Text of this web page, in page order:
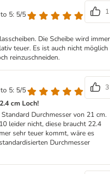
5: 5/5
1
Die Scheibe wird immer
teuer. Es ist auch nicht möglich
reinzuschneiden.
5: 5/5
3
cm Loch!
Durchmesser von 21 cm.
leider nicht, diese braucht 22.4
sehr teuer kommt, wäre es
Durchmesser